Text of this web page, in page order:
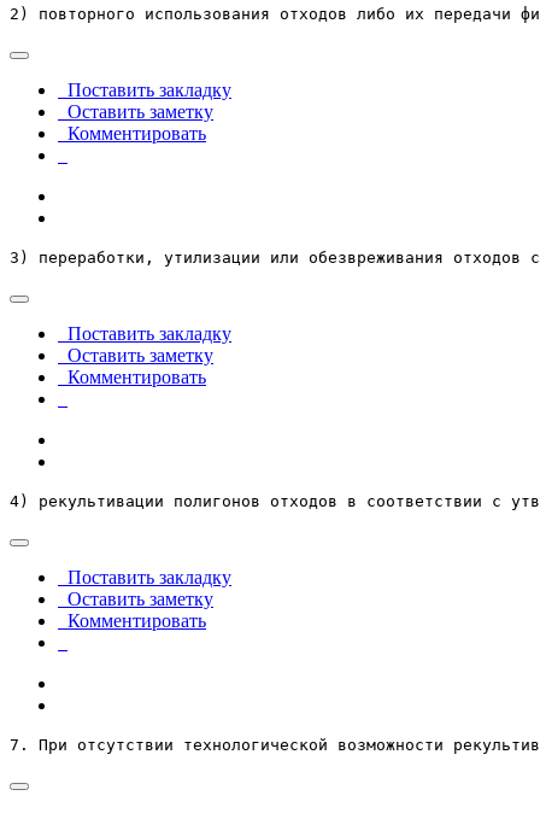
2) повторного использования отходов либо их передачи
Поставить закладку
Оставить заметку
Комментировать
3) переработки, утилизации или обезвреживания отходов
Поставить закладку
Оставить заметку
Комментировать
4) рекультивации полигонов отходов в соответствии с
Поставить закладку
Оставить заметку
Комментировать
7. При отсутствии технологической возможности